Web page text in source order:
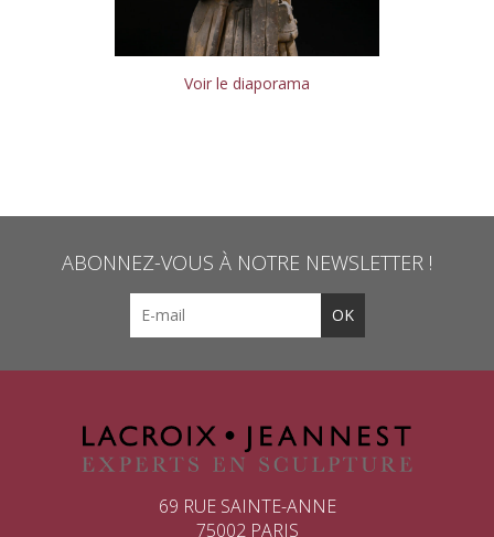
Voir le diaporama
ABONNEZ-VOUS À NOTRE NEWSLETTER !
69 RUE SAINTE-ANNE
75002 PARIS